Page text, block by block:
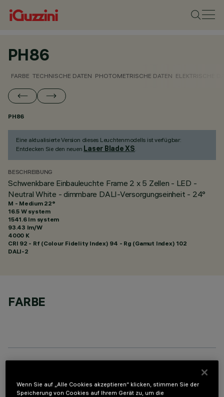
PH86
FARBE TECHNISCHE DATEN PHOTOMETRISCHE DATEN ELEKTRISCHE
PH86
Eine aktualisierte Version dieses Leuchtenmodells ist verfügbar:
Entdecken Sie den neuen Laser Blade XS.
BESCHREIBUNG
Schwenkbare Einbauleuchte Frame 2 x 5 Zellen - LED -
Neutral White - dimmbare DALI-Versorgungseinheit - 24°
M - Medium 22°
16.5 W system
1541.6 lm system
93.43 lm/W
4000 K
CRI 92 - Rf (Colour Fidelity Index) 94 - Rg (Gamut Index) 102
DALI-2
FARBE
LETZTES UPDATE: 05.08.2026
Wenn Sie auf „Alle Cookies akzeptieren“ klicken, stimmen Sie der
Speicherung von Cookies auf Ihrem Gerät zu, um die